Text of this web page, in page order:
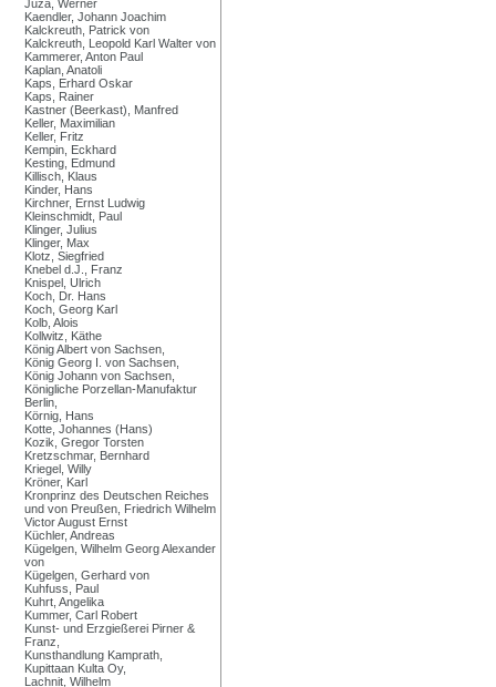
Juza, Werner
Kaendler, Johann Joachim
Kalckreuth, Patrick von
Kalckreuth, Leopold Karl Walter von
Kammerer, Anton Paul
Kaplan, Anatoli
Kaps, Erhard Oskar
Kaps, Rainer
Kastner (Beerkast), Manfred
Keller, Maximilian
Keller, Fritz
Kempin, Eckhard
Kesting, Edmund
Killisch, Klaus
Kinder, Hans
Kirchner, Ernst Ludwig
Kleinschmidt, Paul
Klinger, Julius
Klinger, Max
Klotz, Siegfried
Knebel d.J., Franz
Knispel, Ulrich
Koch, Dr. Hans
Koch, Georg Karl
Kolb, Alois
Kollwitz, Käthe
König Albert von Sachsen,
König Georg I. von Sachsen,
König Johann von Sachsen,
Königliche Porzellan-Manufaktur
Berlin,
Körnig, Hans
Kotte, Johannes (Hans)
Kozik, Gregor Torsten
Kretzschmar, Bernhard
Kriegel, Willy
Kröner, Karl
Kronprinz des Deutschen Reiches
und von Preußen, Friedrich Wilhelm
Victor August Ernst
Küchler, Andreas
Kügelgen, Wilhelm Georg Alexander
von
Kügelgen, Gerhard von
Kuhfuss, Paul
Kuhrt, Angelika
Kummer, Carl Robert
Kunst- und Erzgießerei Pirner &
Franz,
Kunsthandlung Kamprath,
Kupittaan Kulta Oy,
Lachnit, Wilhelm